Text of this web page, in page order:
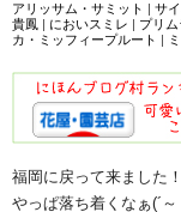
アリッサム・サミット | サ
貴鳳 | においスミレ | プリ
カ・ミッフィープルート |
福岡に戻って来ました！
やっぱ落ち着くなぁ(´～